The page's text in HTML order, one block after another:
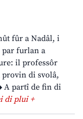
fûr a Nadâl, i
par furlan a
il professôr
provin di svolâ,
A partî de fin di
di plui +